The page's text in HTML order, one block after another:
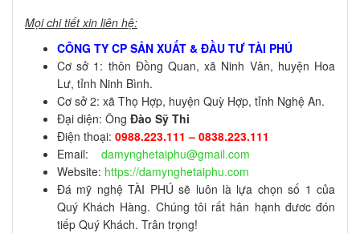
Mọi chi tiết xin liên hệ:
CÔNG TY CP SẢN XUẤT & ĐẦU TƯ TÀI PHÚ
Cơ sở 1: thôn Đồng Quan, xã Ninh Vân, huyện Hoa
Lư, tỉnh Ninh Bình.
Cơ sở 2: xã Thọ Hợp, huyện Quỳ Hợp, tỉnh Nghệ An.
Đại diện: Ông Đào Sỹ Thi
Điện thoại: 0988.223.111 – 0838.223.111
Email: damynghetaiphu@gmail.com
Website: https://damynghetaiphu.com
Đá mỹ nghệ TÀI PHÚ sẽ luôn là lựa chọn số 1 của
Quý Khách Hàng. Chúng tôi rất hân hạnh đươc đón
tiếp Quý Khách. Trân trọng!